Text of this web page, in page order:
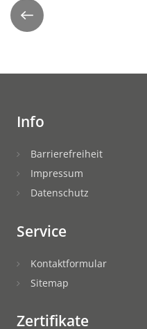
Zurück
Info
Barrierefreiheit
Impressum
Datenschutz
Service
Kontaktformular
Sitemap
Zertifikate